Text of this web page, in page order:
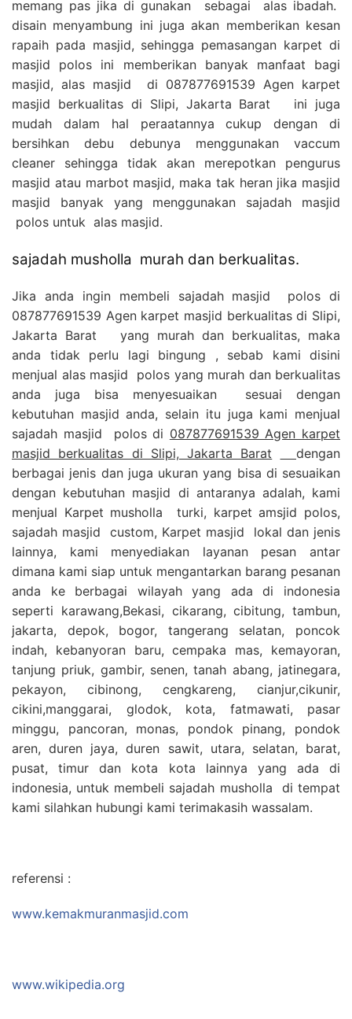
memang pas jika di gunakan sebagai alas ibadah.
disain menyambung ini juga akan memberikan kesan
rapaih pada masjid, sehingga pemasangan karpet di
masjid polos ini memberikan banyak manfaat bagi
masjid, alas masjid di 087877691539 Agen karpet
masjid berkualitas di Slipi, Jakarta Barat ini juga
mudah dalam hal peraatannya cukup dengan di
bersihkan debu debunya menggunakan vaccum
cleaner sehingga tidak akan merepotkan pengurus
masjid atau marbot masjid, maka tak heran jika masjid
masjid banyak yang menggunakan sajadah masjid
polos untuk alas masjid.
sajadah musholla murah dan berkualitas.
Jika anda ingin membeli sajadah masjid polos di
087877691539 Agen karpet masjid berkualitas di Slipi,
Jakarta Barat yang murah dan berkualitas, maka
anda tidak perlu lagi bingung , sebab kami disini
menjual alas masjid polos yang murah dan berkualitas
anda juga bisa menyesuaikan sesuai dengan
kebutuhan masjid anda, selain itu juga kami menjual
sajadah masjid polos di 087877691539 Agen karpet
masjid berkualitas di Slipi, Jakarta Barat
dengan
berbagai jenis dan juga ukuran yang bisa di sesuaikan
dengan kebutuhan masjid di antaranya adalah, kami
menjual Karpet musholla turki, karpet amsjid polos,
sajadah masjid custom, Karpet masjid lokal dan jenis
lainnya, kami menyediakan layanan pesan antar
dimana kami siap untuk mengantarkan barang pesanan
anda ke berbagai wilayah yang ada di indonesia
seperti karawang,Bekasi, cikarang, cibitung, tambun,
jakarta, depok, bogor, tangerang selatan, poncok
indah, kebanyoran baru, cempaka mas, kemayoran,
tanjung priuk, gambir, senen, tanah abang, jatinegara,
pekayon, cibinong, cengkareng, cianjur,cikunir,
cikini,manggarai, glodok, kota, fatmawati, pasar
minggu, pancoran, monas, pondok pinang, pondok
aren, duren jaya, duren sawit, utara, selatan, barat,
pusat, timur dan kota kota lainnya yang ada di
indonesia, untuk membeli sajadah musholla di tempat
kami silahkan hubungi kami terimakasih wassalam.
referensi :
www.kemakmuranmasjid.com
www.wikipedia.org